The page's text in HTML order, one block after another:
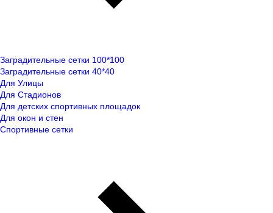
Заградительные сетки 100*100
Заградительные сетки 40*40
Для Улицы
Для Стадионов
Для детских спортивных площадок
Для окон и стен
Спортивные сетки